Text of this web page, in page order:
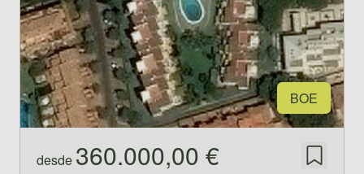
BOE
desde 360.000,00 € Guardar